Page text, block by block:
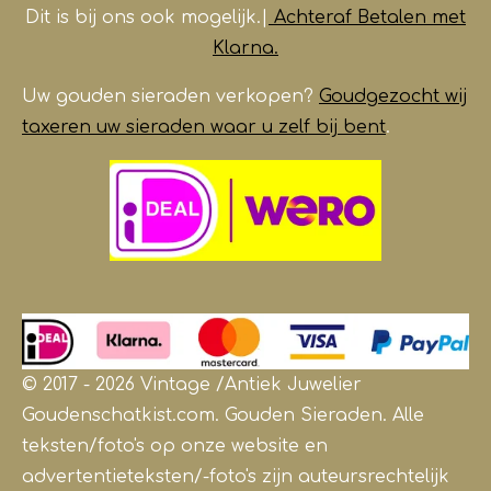
Dit is bij ons ook mogelijk.|
Achteraf Betalen met
Klarna.
Uw gouden sieraden verkopen? Goudgezocht wij
taxeren uw sieraden waar u zelf bij bent.
© 2017 - 2026 Vintage /Antiek Juwelier
Goudenschatkist.com. Gouden Sieraden. Alle
teksten/foto's op onze website en
advertentieteksten/-foto's zijn auteursrechtelijk